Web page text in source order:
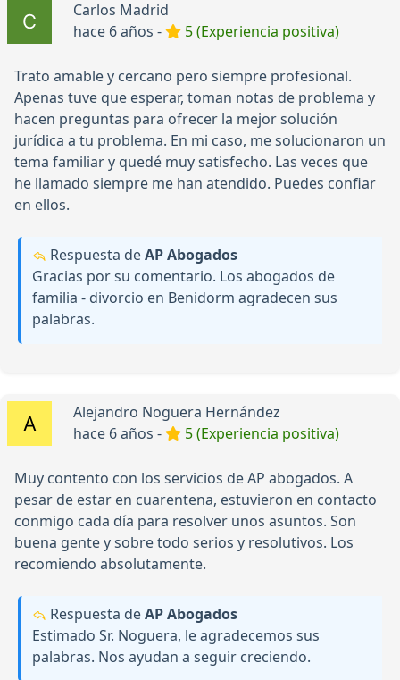
Carlos Madrid
hace 6 años -
5 (Experiencia positiva)
Trato amable y cercano pero siempre profesional.
Apenas tuve que esperar, toman notas de problema y
hacen preguntas para ofrecer la mejor solución
jurídica a tu problema. En mi caso, me solucionaron un
tema familiar y quedé muy satisfecho. Las veces que
he llamado siempre me han atendido. Puedes confiar
en ellos.
Respuesta deAP Abogados
Gracias por su comentario. Los abogados de
familia - divorcio en Benidorm agradecen sus
palabras.
Alejandro Noguera Hernández
hace 6 años -
5 (Experiencia positiva)
Muy contento con los servicios de AP abogados. A
pesar de estar en cuarentena, estuvieron en contacto
conmigo cada día para resolver unos asuntos. Son
buena gente y sobre todo serios y resolutivos. Los
recomiendo absolutamente.
Respuesta deAP Abogados
Estimado Sr. Noguera, le agradecemos sus
palabras. Nos ayudan a seguir creciendo.